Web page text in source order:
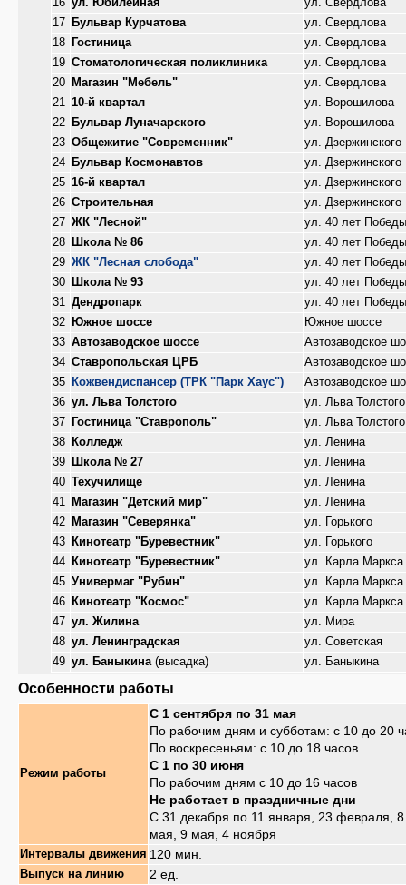
17
Бульвар Курчатова
ул. Свердлова
18
Гостиница
ул. Свердлова
19 Стоматологическая поликлиника
ул. Свердлова
20
Магазин "Мебель"
ул. Свердлова
21
10-й квартал
ул. Ворошилова
22
Бульвар Луначарского
ул. Ворошилова
23 Общежитие "Современник"
ул. Дзержинского
24
Бульвар Космонавтов
ул. Дзержинского
25 16-й квартал
ул. Дзержинского
26 Строительная
ул. Дзержинского
27 ЖК "Лесной"
ул. 40 лет Победы
28
Школа № 86
ул. 40 лет Победы
29 ЖК "Лесная слобода"
ул. 40 лет Победы
30
Школа № 93
ул. 40 лет Победы
31
Дендропарк
ул. 40 лет Победы
32
Южное шоссе
Южное шоссе
33 Автозаводское шоссе
Автозаводское
34 Ставропольская ЦРБ
Автозаводское
35
Кожвендиспансер (ТРК "Парк Хаус")
Автозаводское
36 ул. Льва Толстого
ул. Льва Толстого
37
Гостиница "Ставрополь"
ул. Льва Толстого
38
Колледж
ул. Ленина
39
Школа № 27
ул. Ленина
40 Техучилище
ул. Ленина
41
Магазин "Детский мир"
ул. Ленина
42
Магазин "Северянка"
ул. Горького
43
Кинотеатр "Буревестник"
ул. Горького
44
Кинотеатр "Буревестник"
ул. Карла Маркса
45 Универмаг "Рубин"
ул. Карла Маркса
46
Кинотеатр "Космос"
ул. Карла Маркса
47 ул. Жилина
ул. Мира
48 ул. Ленинградская
ул. Советская
49 ул. Баныкина (высадка) ул. Баныкина
Особенности работы
Режим работы
С 1 сентября по 31 мая
По рабочим дням и субботам: с 10 до 20
По воскресеньям: с 10 до 18 часов
С 1 по 30 июня
По рабочим дням с 10 до 16 часов
Не работает в праздничные дни
С 31 декабря по 11 января, 23 февраля,
мая, 9 мая, 4 ноября
Интервалы движения 120 мин.
Выпуск на линию 2 ед.